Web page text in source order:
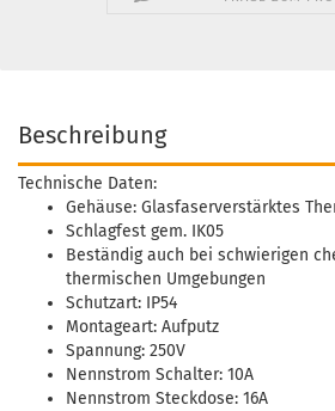
Beschreibung
Technische Daten:
Gehäuse: Glasfaserverstärktes
Schlagfest gem. IK05
Beständig auch bei schwierigen
thermischen Umgebungen
Schutzart: IP54
Montageart: Aufputz
Spannung: 250V
Nennstrom Schalter: 10A
Nennstrom Steckdose: 16A